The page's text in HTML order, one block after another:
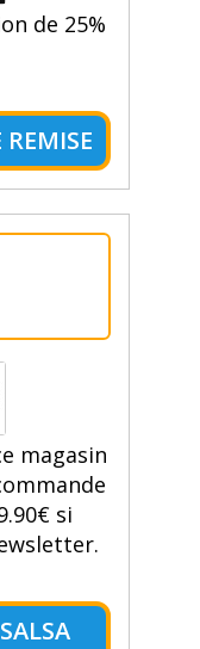
de 25%
magasin
si